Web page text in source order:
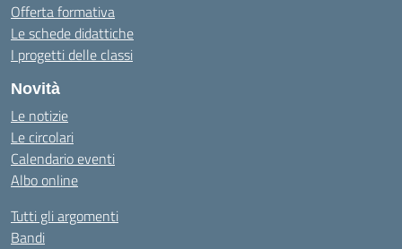
Offerta formativa
Le schede didattiche
I progetti delle classi
Novità
Le notizie
Le circolari
Calendario eventi
Albo online
Tutti gli argomenti
Bandi